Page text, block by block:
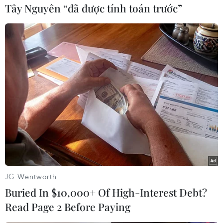
Du lịch đưa vào Danh mục Di sản Văn hóa Phi
vật thể Quốc gia.
Lễ hội Tháp Bà Ponagar năm 2024 diễn ra từ
ngày 28/4 đến 1/5. Ngoài các nghi lễ chính, lễ
hội còn có các hoạt động văn hóa đặc sắc như:
Lễ thay y Mẫu; lễ thả hoa đăng trên sông Cái;
nghi thức rước kiệu từ Tháp Bà đi qua các tuyến
đường trong khu dân cư; lễ cầu quốc thái dân
an; lễ cúng Ngọ; lễ dâng hương Mẫu; lễ tế cổ
truyền; lễ khai diên và lễ tôn vương.
Đồng thời, lễ hội còn có có tiết mục hát văn,
múa bóng, biểu diễn hát bội, các trò chơi dân
gian, trình diễn kỹ thuật dệt vải, làm gốm của
đồng bào Chăm…
Tây Nguyên “đã được tính toán trước”
JG Wentworth
Buried In $10,000+ Of High-Interest Debt?
Read Page 2 Before Paying